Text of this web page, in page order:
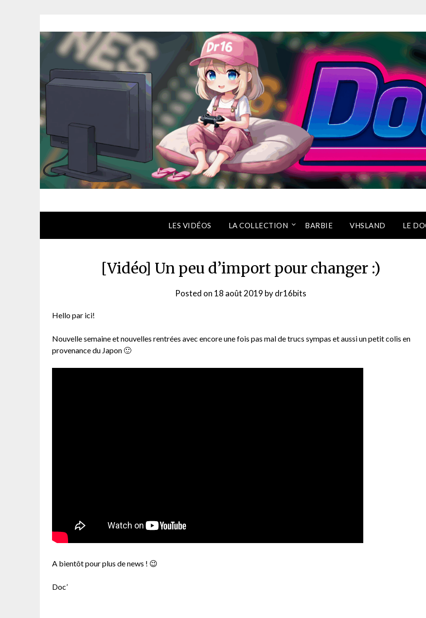
LES VIDÉOS LA COLLECTION BARBIE VHSLAND LE
[Vidéo] Un peu d’import pour changer :)
Posted on 18 août 2019 bydr16bits
Hello par ici!
Nouvelle semaine et nouvelles rentrées avec encore une fois pas mal de trucs sympas et aussi un petit colis en
provenance du Japon 🙂
A bientôt pour plus de news ! 😉
Doc’